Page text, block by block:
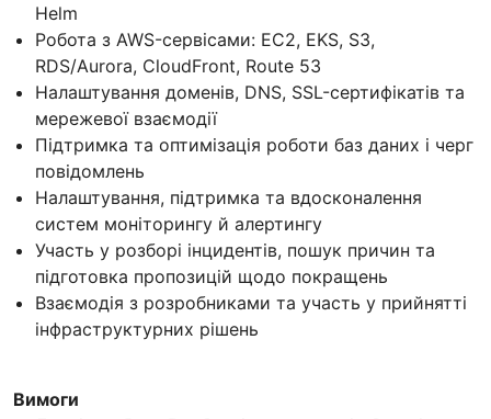
Helm
Робота з AWS-сервісами: EC2, EKS, S3,
RDS/Aurora, CloudFront, Route 53
Налаштування доменів, DNS, SSL-сертифікатів та
мережевої взаємодії
Підтримка та оптимізація роботи баз даних і черг
повідомлень
Налаштування, підтримка та вдосконалення
систем моніторингу й алертингу
Участь у розборі інцидентів, пошук причин та
підготовка пропозицій щодо покращень
Взаємодія з розробниками та участь у прийнятті
інфраструктурних рішень
Вимоги